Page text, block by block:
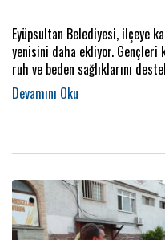
Eyüpsultan Belediyesi, ilçeye
yenisini daha ekliyor. Gençleri
ruh ve beden sağlıklarını
kendilerini geliştirmelerine
geçirilen Akşemsettin Spor